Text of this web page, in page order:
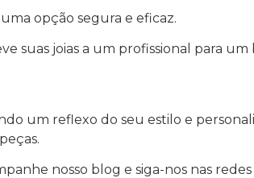
opção segura e eficaz.
suas joias a um profissional para
um reflexo do seu estilo e
nosso blog e siga-nos nas